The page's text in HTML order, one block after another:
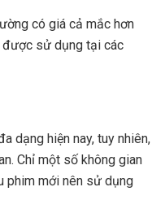
có giá cả mắc hơn
được sử dụng tại các
dạng hiện nay, tuy nhiên,
Chỉ một số không gian
phim mới nên sử dụng